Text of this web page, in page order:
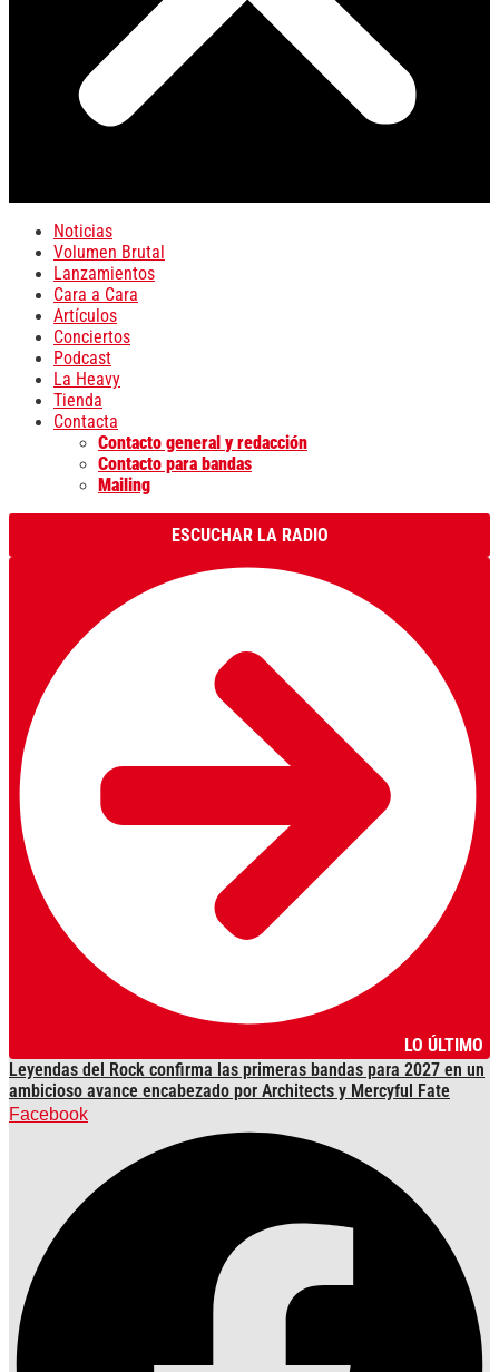
Noticias
Volumen Brutal
Lanzamientos
Cara a Cara
Artículos
Conciertos
Podcast
La Heavy
Tienda
Contacta
Contacto general y redacción
Contacto para bandas
Mailing
ESCUCHAR LA RADIO
LO ÚLTIMO
Leyendas del Rock confirma las primeras bandas para 2027 en un
ambicioso avance encabezado por Architects y Mercyful Fate
Facebook